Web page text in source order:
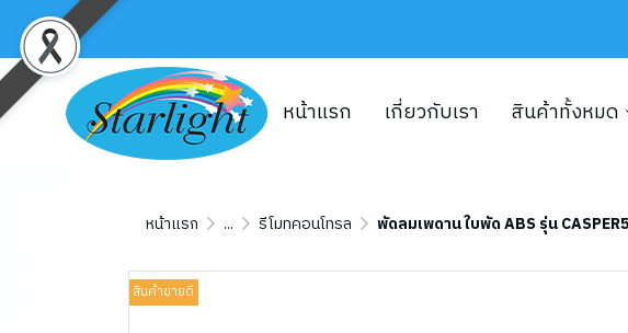
หน้าแรก เกี่ยวกับเรา สินค้าทั้งหมด
หน้าแรก ... รีโมทคอนโทรล พัดลมเพดาน ใบพัด ABS รุ่น
สินค้าขายดี